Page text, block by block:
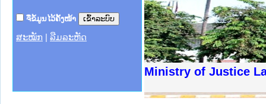
ຈື່ຂໍ້ມູນໄວ້ຄັ້ງໜ້າ
ສະໝັກ ລືມລະຫັດ
Ministry of Justice
າຊົນ ພາກເໜືອ
ການ
ກາງ
ໃຕ້
ຕຳຫຼວດປະຊາຊົນ
ສັນຕິບານປະຊາຊົນ
ກເໜືອ
າຊົນ ພາກກາງ